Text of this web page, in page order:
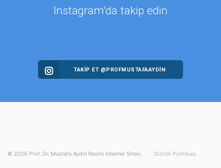
Instagram'da takip edin
TAKİP ET @PROFMUSTAFAAYDIN
© 2026 Prof. Dr. Mustafa Aydın Resmi İnternet Sitesi. Gizlilik Politikası